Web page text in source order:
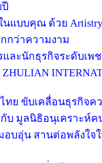
นแบบคุณ ด้วย
กว่าความงาม
และนักธุรกิจระดับเ
ทย ขับเคลื่อนธุรกิจ
บ มูลนิธิอนุเคราะห์ค
อบอุ่น สานต่อพลังใจใ